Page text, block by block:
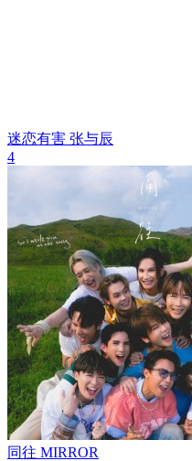
迷恋有害 张与辰
4
同往 MIRROR